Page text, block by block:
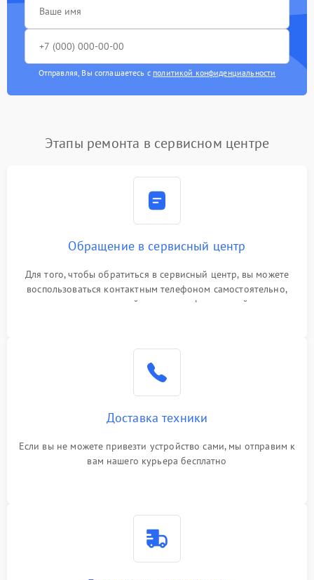
Отправляя, Вы соглашаетесь с политикой конфиденциальности
Этапы ремонта в сервисном центре
Обращение в сервисный центр
Для того, чтобы обратиться в сервисный центр, вы можете
воспользоваться контактным телефоном самостоятельно,
или оставить свой номер телефона на сайте
Доставка техники
Если вы не можете привезти устройство сами, мы отправим к
вам нашего курьера бесплатно